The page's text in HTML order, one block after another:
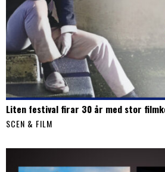
Liten festival firar 30 år med stor
SCEN & FILM